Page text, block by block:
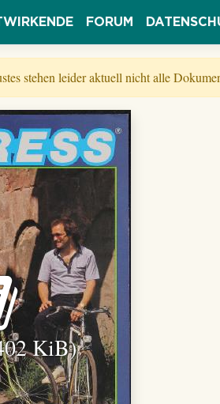
FORUM
stehen leider aktuell nicht alle
KiB)